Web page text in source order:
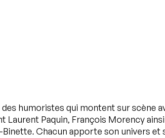
humoristes qui montent sur scène
Laurent Paquin, François Morency
Chacun apporte son univers et